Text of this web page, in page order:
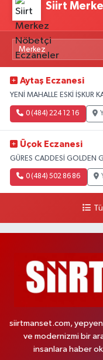
Siirt
Aytaş Eczanesi
YENİ MAHALLE ESKİ İŞKUR
0 (484) 224 12 16
Üçok Eczanesi
GÜRES CADDESİ GOLDEN
0 (484) 502 86 86
siirtmanset.com,
ve modernizmi bir
insanlara haber